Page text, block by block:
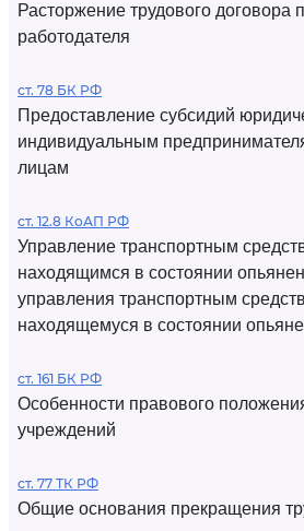
Расторжение трудового договора
работодателя
ст. 78 БК РФ
Предоставление субсидий
индивидуальным
лицам
ст. 12.8 КоАП РФ
Управление транспортным
находящимся в состоянии
управления транспортным
находящемуся в состоянии
ст. 161 БК РФ
Особенности правового
учреждений
ст. 77 ТК РФ
Общие основания прекращения